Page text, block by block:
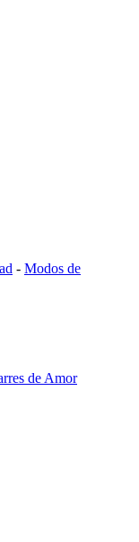
- Modos de
de Amor